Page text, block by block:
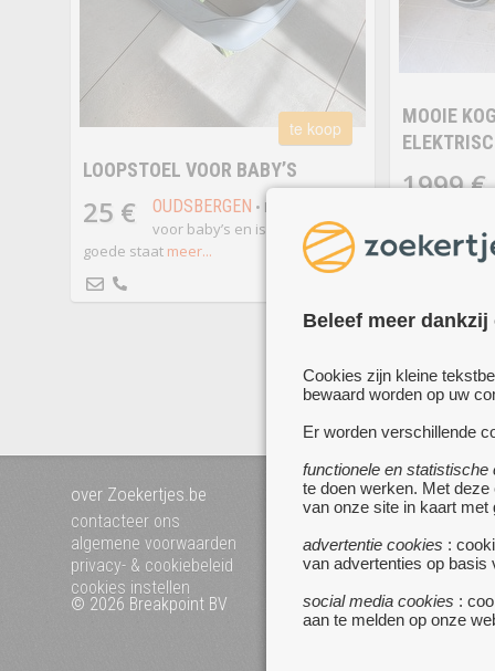
Beleef meer
Cookies zijn kleine
bewaard worden op uw
Er worden verschillende
functionele en statistische
te doen werken. Met
van onze site in kaart met
advertentie cookies :
van advertenties op basis
social media cookies :
aan te melden op onze
te koop
LOOPSTOEL VOOR BABY’S
25 € OUDSBERGEN • Loopstoel
voor baby’s en is nog steeds in
goede staat meer...
MOOIE
1999 €
2 jaar oud
over Zoekertjes.be
contacteer ons
algemene voorwaarden
privacy- & cookiebeleid
cookies instellen
voeg uw zoekertje toe
mijn zoekertjes
© 2026 Breakpoint BV
Bezoek ook eens onze
websites :